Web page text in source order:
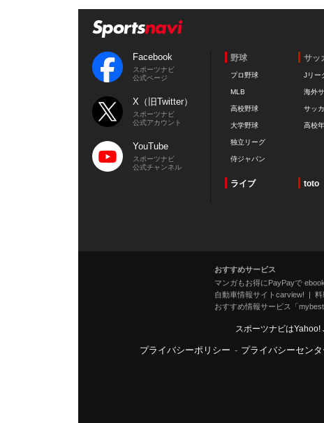
Facebook
スポーツナビ
公式ページ
X（旧Twitter）
スポーツナビ
公式アカウント
YouTube
スポーツナビ
公式チャンネル
野球
プロ野球
MLB
高校野球
大学野球
独立リーグ
侍ジャパン
サッ
Jリー
海外
サッ
高校
ライブ toto
おすすめサービス
マンガもお得にPayPayで
自動車情報サイトcarview!
料
おすすめ情報サービス「mybest
スポーツナビはYahoo!
プライバシーポリシー - プライバシーセンタ